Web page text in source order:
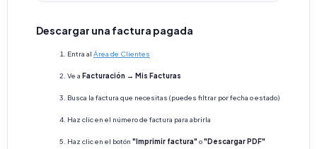
Descargar una factura pagada
Entra al Área de Clientes
Ve a Facturación → Mis Facturas
Busca la factura que necesitas (puedes filtrar por fecha o estado)
Haz clic en el número de factura para abrirla
Haz clic en el botón "Imprimir factura" o"Descargar PDF"